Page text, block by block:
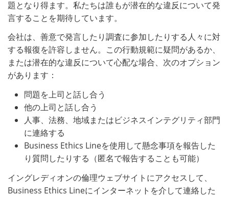
題となり得ます。私たちは誰もが潜在的な違反について発
言することを期待しています。
会社は、善意で発言したり調査に参加したりする人々に対
する報復を許容しません。この行動規範に疑問があるか、
または潜在的な違反について心配な場合、次のオプション
があります：
問題を上司と話し合う
他の上司と話し合う
人事、法務、地域またはビジネスインテグリティ部門
に連絡する
Business Ethics Lineを使用して懸念事項を報告した
り質問したりする（匿名で報告することも可能）
イングレディオンの倫理ウェブサイトにアクセスして、
Business Ethics Lineにインターネットを介して連絡した